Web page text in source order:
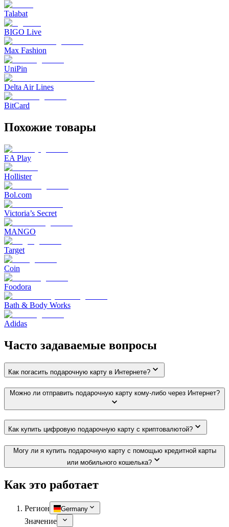
Talabat
BIGO Live
Max Fashion
UniPin
Delta Air Lines
BitCard
Похожие товары
EA Play
Hollister
Bol.com
Victoria’s Secret
MANGO
Target
Coin
Foodora
Bath & Body Works
Adidas
Часто задаваемые вопросы
Как погасить подарочную карту в Интернете?
Можно ли отправить подарочную карту кому-либо через Интернет?
Как купить цифровую подарочную карту с криптовалютой?
Могу ли я купить подарочную карту с помощью кредитной карты
или мобильного кошелька?
Как это работает
Регион Germany
Значение